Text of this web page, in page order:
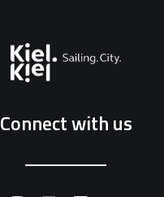
Connect with us